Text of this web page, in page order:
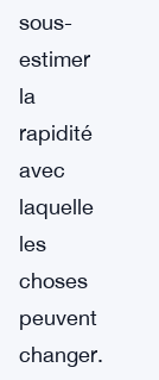
sous-
estimer
la
rapidité
avec
laquelle
les
choses
peuvent
changer.